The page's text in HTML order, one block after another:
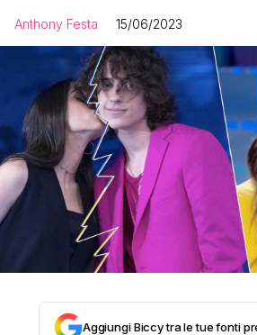
Anthony Festa 15/06/2023
Aggiungi Biccy tra le tue fonti